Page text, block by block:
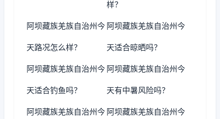
样？
阿坝藏族羌族自治州今
天路况怎么样？
阿坝藏族羌族自治州今
天适合晾晒吗？
阿坝藏族羌族自治州今
天适合钓鱼吗？
阿坝藏族羌族自治州今
天有中暑风险吗？
阿坝藏族羌族自治州今 阿坝藏族羌族自治州今